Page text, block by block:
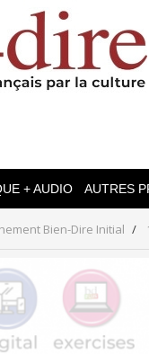
+ AUDIO AUTRES
Bien-Dire Initial